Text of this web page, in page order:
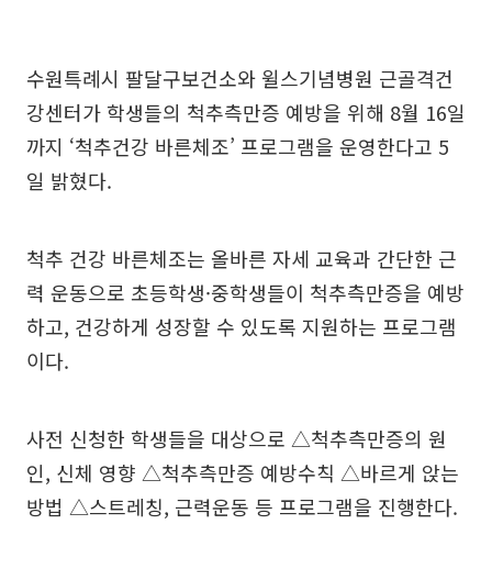
수원특례시 팔달구보건소와 윌스기념병원 근골격건
강센터가 학생들의 척추측만증 예방을 위해 8월 16일
까지 ‘척추건강 바른체조’ 프로그램을 운영한다고 5
일 밝혔다.
척추 건강 바른체조는 올바른 자세 교육과 간단한 근
력 운동으로 초등학생·중학생들이 척추측만증을 예방
하고, 건강하게 성장할 수 있도록 지원하는 프로그램
이다.
사전 신청한 학생들을 대상으로 △척추측만증의 원
인, 신체 영향 △척추측만증 예방수칙 △바르게 앉는
방법 △스트레칭, 근력운동 등 프로그램을 진행한다.